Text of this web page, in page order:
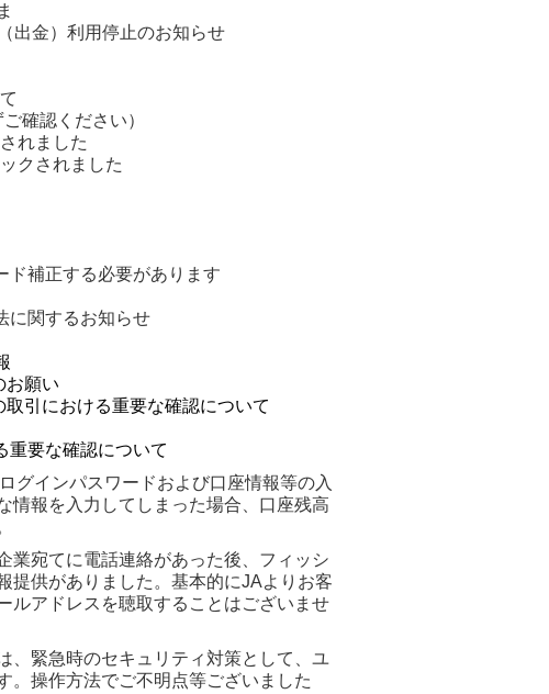
出金）利用停止のお知らせ
確認ください）
れました
クされました
ド補正する必要があります
に関するお知らせ
お願い
引における重要な確認について
重要な確認について
グインパスワードおよび口座情報等の入
情報を入力してしまった場合、口座残高
宛てに電話連絡があった後、フィッシ
提供がありました。基本的にJAよりお客
ルアドレスを聴取することはございませ
緊急時のセキュリティ対策として、ユ
。操作方法でご不明点等ございました